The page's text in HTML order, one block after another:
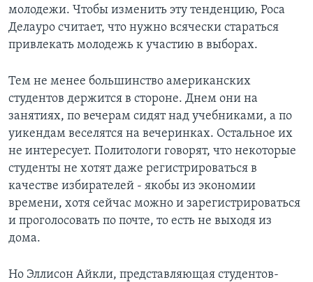
молодежи. Чтобы изменить эту тенденцию, Роса
Делауро считает, что нужно всячески стараться
привлекать молодежь к участию в выборах.
Тем не менее большинство американских
студентов держится в стороне. Днем они на
занятиях, по вечерам сидят над учебниками, а по
уикендам веселятся на вечеринках. Остальное их
не интересует. Политологи говорят, что некоторые
студенты не хотят даже регистрироваться в
качестве избирателей - якобы из экономии
времени, хотя сейчас можно и зарегистрироваться
и проголосовать по почте, то есть не выходя из
дома.
Но Эллисон Айкли, представляющая студентов-